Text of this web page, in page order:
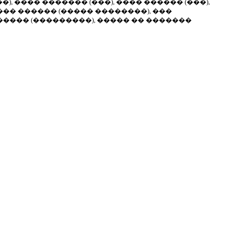
���� ������� (���), ���� ������ (���),
������ (����� ��������), ���
(���������), ����� �� �������